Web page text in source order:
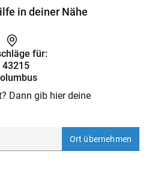
in deiner Nähe
für:
43215
Dann gib hier deine
Ort übernehmen